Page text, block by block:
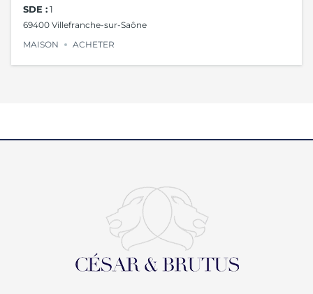
SDE :1
69400 Villefranche-sur-Saône
MAISON
ACHETER